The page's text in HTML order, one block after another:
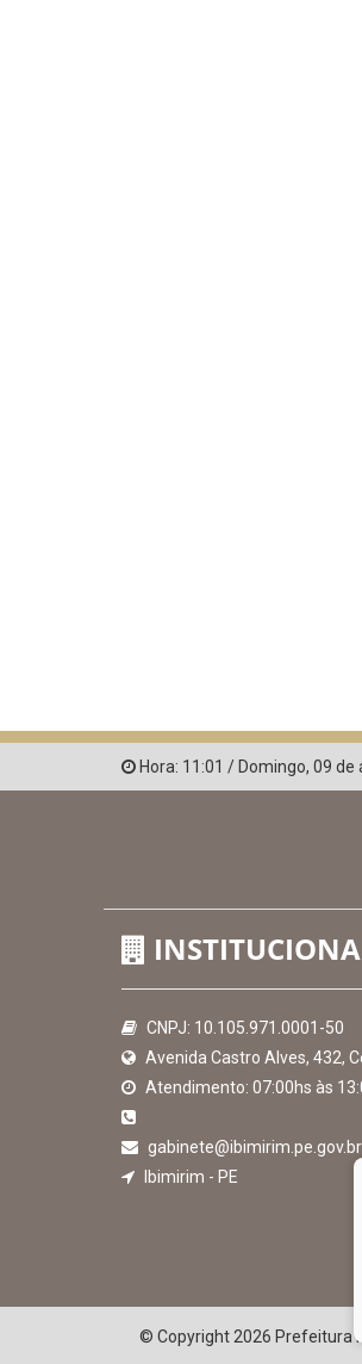
Hora:11:01/Domingo, 09 de
Avenida Castro Alves, 432,
Atendimento: 07:00hs às
gabinete@ibimirim.pe.gov.br